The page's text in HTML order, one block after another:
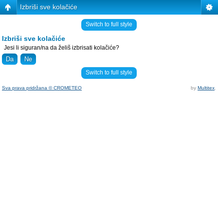
Izbriši sve kolačiće
Switch to full style
Izbriši sve kolačiće
Jesi li siguran/na da želiš izbrisati kolačiće?
Switch to full style
Sva prava pridržana © CROMETEO by Multitex